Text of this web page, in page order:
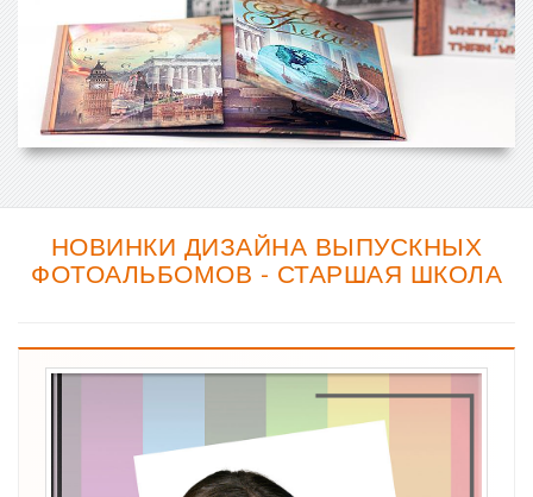
НОВИНКИ ДИЗАЙНА ВЫПУСКНЫХ
ФОТОАЛЬБОМОВ - СТАРШАЯ ШКОЛА